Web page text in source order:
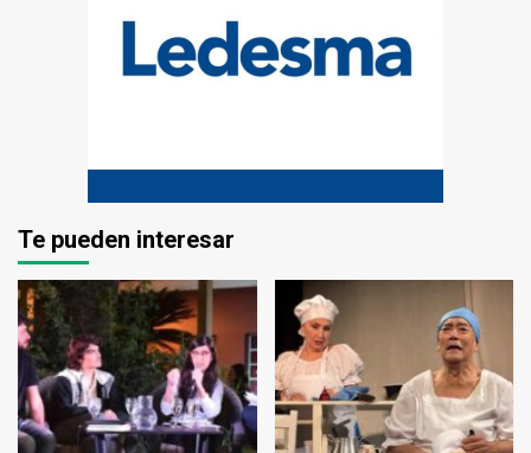
Te pueden interesar